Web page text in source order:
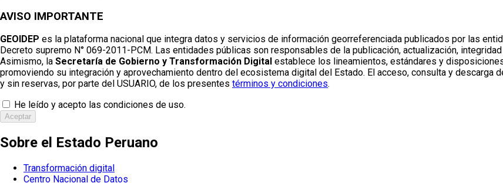
AVISO IMPORTANTE
GEOIDEP es la plataforma nacional que integra datos y servicios de información georreferenciada publicados por las
Decreto supremo N° 069-2011-PCM. Las entidades públicas son responsables de la publicación, actualización,
Asimismo, la Secretaría de Gobierno y Transformación Digital establece los lineamientos, estándares y
promoviendo su integración y aprovechamiento dentro del ecosistema digital del Estado. El acceso, consulta y
y sin reservas, por parte del USUARIO, de los presentes términos y condiciones.
He leído y acepto las condiciones de uso.
Aceptar
Sobre el Estado Peruano
Transformación digital
Centro Nacional de Datos